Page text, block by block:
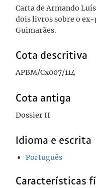
Carta de Armando
dois livros sobre o
Guimarães.
Cota descritiva
APBM/Cx007/114
Cota antiga
Dossier II
Idioma e escrita
Português
Características